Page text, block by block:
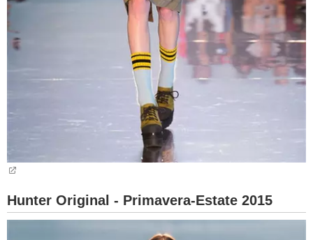
Hunter Original - Primavera-Estate 2015